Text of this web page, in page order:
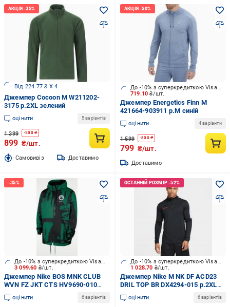
Від 224.77 ₴ X 4
Джемпер Cocoon M W211202-
3175 р.2XL зелений
оцінити 5 варіантів
1 399 -500₴
899 ₴/шт.
Cамовивіз Доставимо
719.10₴/шт.
До -10% з суперкредиткою Visa Вигода
Джемпер Energetics Finn M
421664-903911 р.M синій
оцінити 4 варіанти
1 599 -800₴
799 ₴/шт.
Доставимо
3 099.60 ₴/шт.
До -10% з суперкредиткою Visa Вигода
Джемпер Nike BOS MNK CLUB
WVN FZ JKT CTS HV9690-010
р.XL чорний
оцінити 6 варіантів
1 028.70 ₴/шт.
До -10% з суперкредиткою Visa Вигода
Джемпер Nike M NK DF ACD23
DRIL TOP BR DX4294-015 р.2XL
чорний
оцінити 6 варіантів